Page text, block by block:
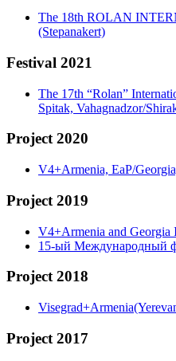
The 18th ROLAN
(Stepanakert)
Festival 2021
The 17th “Rolan”
Spitak, Vahagnadzor/
Project 2020
V4+Armenia, EaP/
Project 2019
V4+Armenia and Georgia
15-ый Международный
Project 2018
Project 2017